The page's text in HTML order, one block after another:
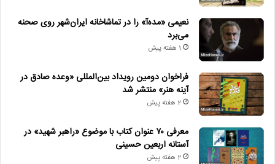
نعیمی «مده‌آ» را در تماشاخانه ایران‌شهر روی صحنه
می‌برد
1 هفته پیش
فراخوان دومین رویداد بین‌المللی «وعده صادق در
آینه هنر» منتشر شد
2 هفته پیش
معرفی ۷۰ عنوان کتاب با موضوع «راهبر شهید» در
آستانه اربعین حسینی
2 هفته پیش